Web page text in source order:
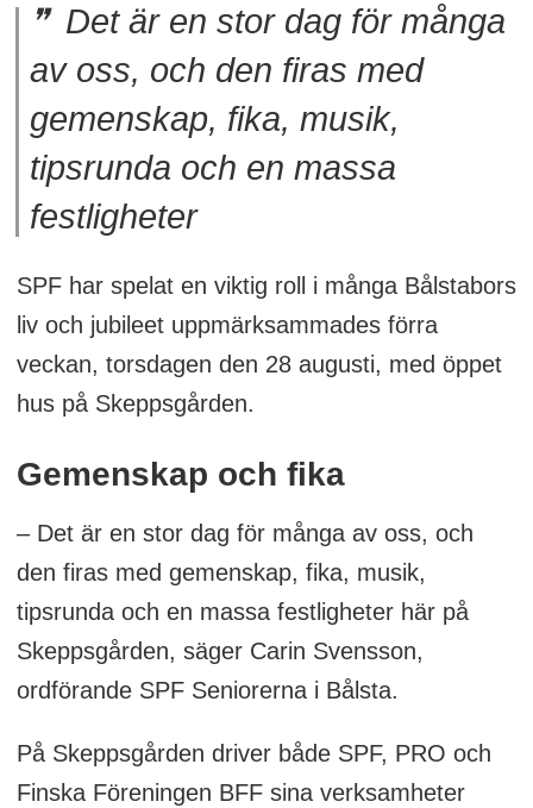
Det är en stor dag för många
av oss, och den firas med
gemenskap, fika, musik,
tipsrunda och en massa
festligheter
SPF har spelat en viktig roll i många Bålstabors
liv och jubileet uppmärksammades förra
veckan, torsdagen den 28 augusti, med öppet
hus på Skeppsgården.
Gemenskap och fika
– Det är en stor dag för många av oss, och
den firas med gemenskap, fika, musik,
tipsrunda och en massa festligheter här på
Skeppsgården, säger Carin Svensson,
ordförande SPF Seniorerna i Bålsta.
På Skeppsgården driver både SPF, PRO och
Finska Föreningen BFF sina verksamheter